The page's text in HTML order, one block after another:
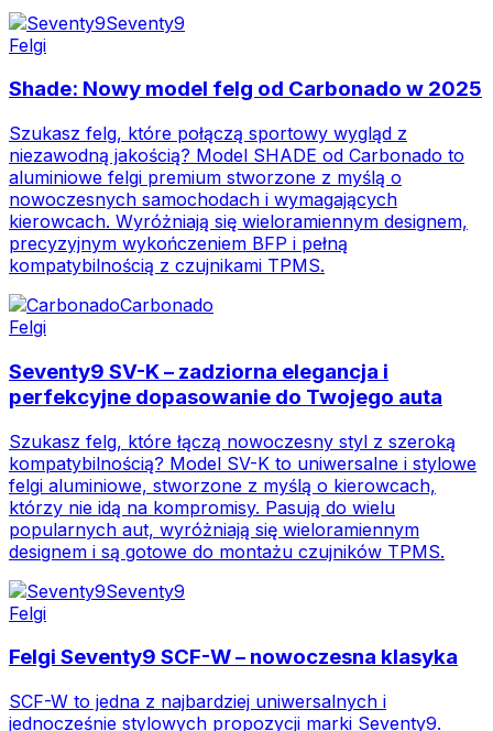
Seventy9
Felgi
Shade: Nowy model felg od Carbonado w 2025
Szukasz felg, które połączą sportowy wygląd z
niezawodną jakością? Model SHADE od Carbonado to
aluminiowe felgi premium stworzone z myślą o
nowoczesnych samochodach i wymagających
kierowcach. Wyróżniają się wieloramiennym designem,
precyzyjnym wykończeniem BFP i pełną
kompatybilnością z czujnikami TPMS.
Carbonado
Felgi
Seventy9 SV-K – zadziorna elegancja i
perfekcyjne dopasowanie do Twojego auta
Szukasz felg, które łączą nowoczesny styl z szeroką
kompatybilnością? Model SV-K to uniwersalne i stylowe
felgi aluminiowe, stworzone z myślą o kierowcach,
którzy nie idą na kompromisy. Pasują do wielu
popularnych aut, wyróżniają się wieloramiennym
designem i są gotowe do montażu czujników TPMS.
Seventy9
Felgi
Felgi Seventy9 SCF-W – nowoczesna klasyka
SCF-W to jedna z najbardziej uniwersalnych i
jednocześnie stylowych propozycji marki Seventy9.